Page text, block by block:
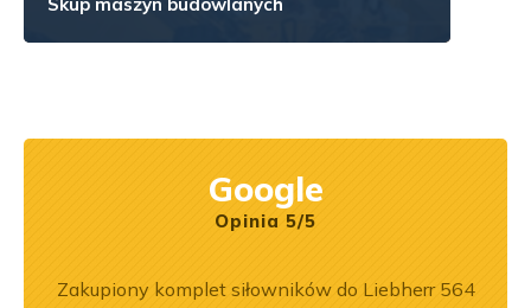
Google
Opinia 5/5
Zakupiony komplet siłowników do Liebherr 564